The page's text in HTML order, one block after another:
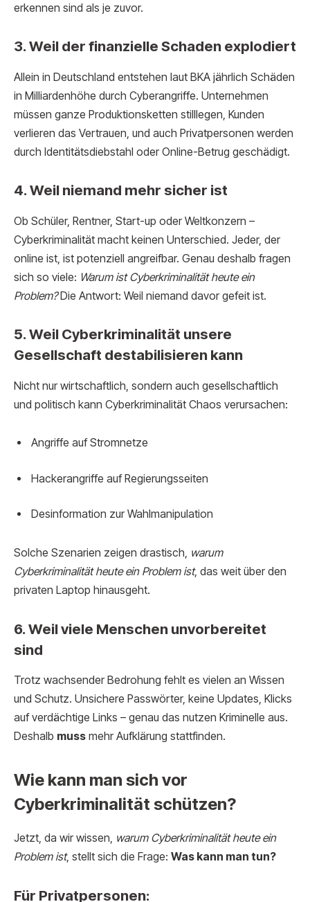
erkennen sind als je zuvor.
3. Weil der finanzielle Schaden explodiert
Allein in Deutschland entstehen laut BKA jährlich Schäden
in Milliardenhöhe durch Cyberangriffe. Unternehmen
müssen ganze Produktionsketten stilllegen, Kunden
verlieren das Vertrauen, und auch Privatpersonen werden
durch Identitätsdiebstahl oder Online-Betrug geschädigt.
4. Weil niemand mehr sicher ist
Ob Schüler, Rentner, Start-up oder Weltkonzern –
Cyberkriminalität macht keinen Unterschied. Jeder, der
online ist, ist potenziell angreifbar. Genau deshalb fragen
sich so viele: Warum ist Cyberkriminalität heute ein
Problem?Die Antwort: Weil niemand davor gefeit ist.
5. Weil Cyberkriminalität unsere
Gesellschaft destabilisieren kann
Nicht nur wirtschaftlich, sondern auch gesellschaftlich
und politisch kann Cyberkriminalität Chaos verursachen:
Angriffe auf Stromnetze
Hackerangriffe auf Regierungsseiten
Desinformation zur Wahlmanipulation
Solche Szenarien zeigen drastisch, warum
Cyberkriminalität heute ein Problem ist, das weit über den
privaten Laptop hinausgeht.
6. Weil viele Menschen unvorbereitet
sind
Trotz wachsender Bedrohung fehlt es vielen an Wissen
und Schutz. Unsichere Passwörter, keine Updates, Klicks
auf verdächtige Links – genau das nutzen Kriminelle aus.
Deshalb muss mehr Aufklärung stattfinden.
Wie kann man sich vor
Cyberkriminalität schützen?
Jetzt, da wir wissen, warum Cyberkriminalität heute ein
Problem ist, stellt sich die Frage: Was kann man tun?
Für Privatpersonen: